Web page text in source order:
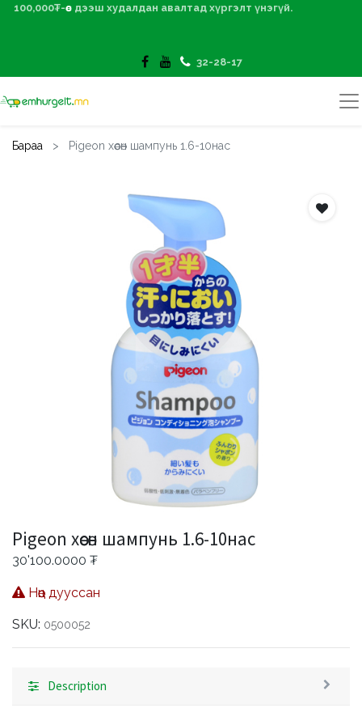
100,000₮-өөс дээш худалдан авалтад хүргэлт үнэгүй.
32-28-17
Бараа Pigeon хөөсөн шампунь 1.6-10нас
Pigeon хөөсөн шампунь 1.6-10нас
30'100.0000 ₮
Нөөц дууссан
SKU: 0500052
Description